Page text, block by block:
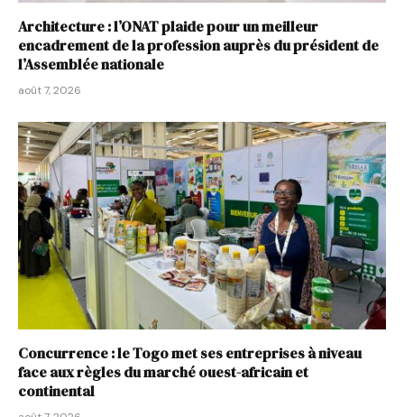
Architecture : l’ONAT plaide pour un meilleur
encadrement de la profession auprès du président de
l’Assemblée nationale
août 7, 2026
Concurrence : le Togo met ses entreprises à niveau
face aux règles du marché ouest-africain et
continental